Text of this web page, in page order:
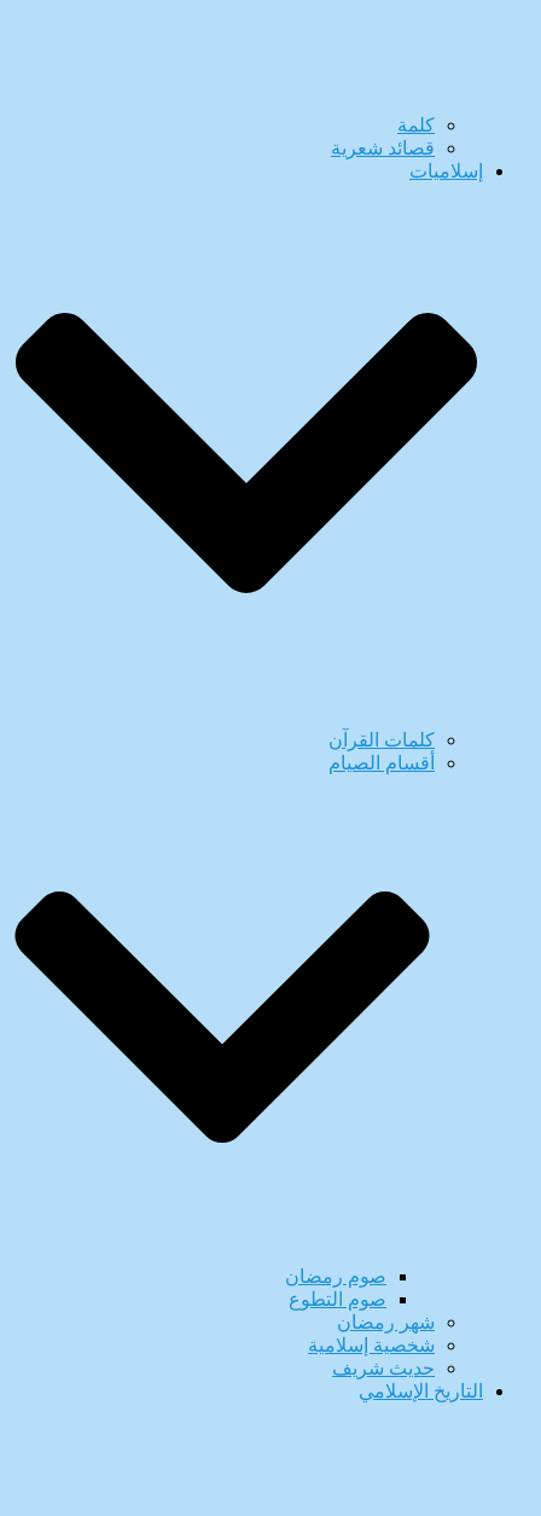
كلمة
قصائد شعرية
إسلاميات
كلمات القرآن
أقسام الصيام
صوم رمضان
صوم التطوع
شهر رمضان
شخصية إسلامية
حديث شريف
التاريخ الإسلامي